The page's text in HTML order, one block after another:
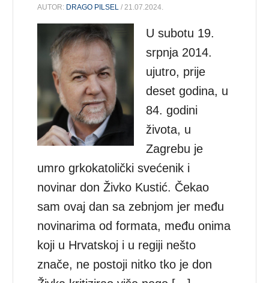
AUTOR: DRAGO PILSEL / 21.07.2024.
U subotu 19.
srpnja 2014.
ujutro, prije
deset godina, u
84. godini
života, u
Zagrebu je
umro grkokatolički svećenik i
novinar don Živko Kustić. Čekao
sam ovaj dan sa zebnjom jer među
novinarima od formata, među onima
koji u Hrvatskoj i u regiji nešto
znače, ne postoji nitko tko je don